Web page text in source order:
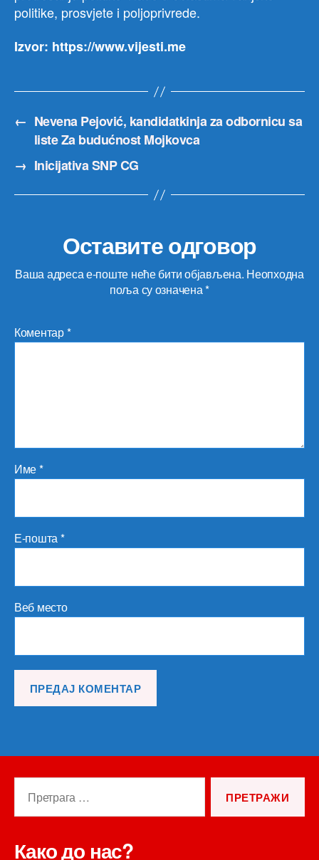
politike, prosvjete i poljoprivrede.
Izvor: https://www.vijesti.me
← Nevena Pejović, kandidatkinja za odbornicu sa
liste Za budućnost Mojkovca
→ Inicijativa SNP CG
Оставите одговор
Ваша адреса е-поште неће бити објављена. Неопходна
поља су означена*
Коментар*
Име*
Е-пошта*
Веб место
Како до нас?